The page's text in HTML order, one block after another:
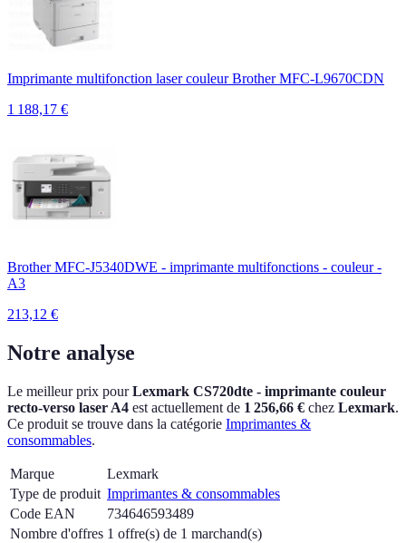
Imprimante multifonction laser couleur Brother MFC-L9670CDN
1 188,17 €
Brother MFC-J5340DWE - imprimante multifonctions - couleur -
A3
213,12 €
Notre analyse
Le meilleur prix pourLexmark CS720dte - imprimante couleur
recto-verso laser A4 est actuellement de 1 256,66 € chez Lexmark.
Ce produit se trouve dans la catégorie Imprimantes &
consommables.
Marque
Lexmark
Type de produit Imprimantes & consommables
Code EAN
734646593489
Nombre d'offres 1 offre(s) de 1 marchand(s)